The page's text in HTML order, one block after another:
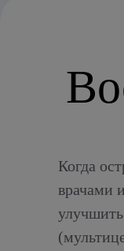
Когда
врачами